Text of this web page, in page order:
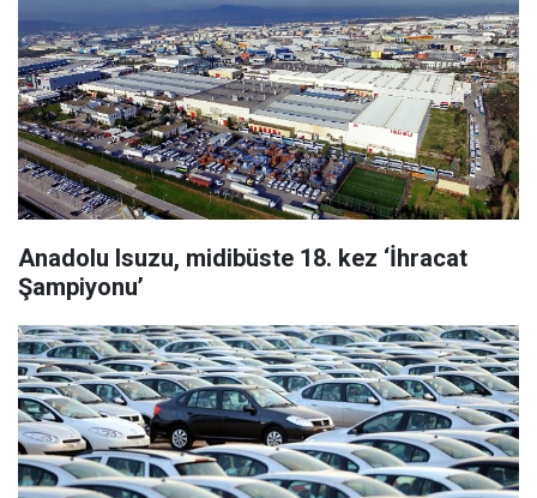
Anadolu Isuzu, midibüste 18. kez ‘İhracat
Şampiyonu’